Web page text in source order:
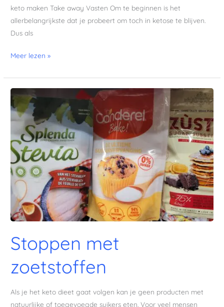
keto maken Take away Vasten Om te beginnen is het
allerbelangrijkste dat je probeert om toch in ketose te blijven.
Dus als
Meer lezen »
Stoppen met
zoetstoffen
Als je het keto dieet gaat volgen kan je geen producten met
natuurlijke of toegevoegde suikers eten. Voor veel mensen
Stoppen
met
zoetstoffen